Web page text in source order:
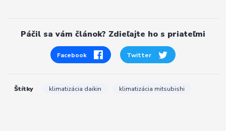
Páčil sa vám článok? Zdieľajte ho s priateľmi
Facebook Twitter
Štítky klimatizácia daikin klimatizácia mitsubishi